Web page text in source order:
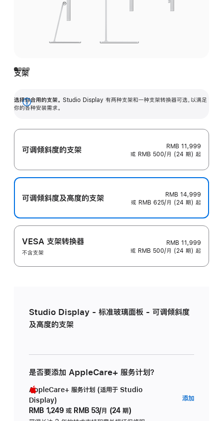
支架
选择你合用的支架。 Studio Display 有两种支架和一种支架转换器可选，以满足
你的各种安装需求。
展
可调倾斜度的支架
RMB 11,999
或 RMB 500/月 (24 期) 起
可调倾斜度及高‍度的支‍架
RMB 14,999
或 RMB 625/月 (24 期) 起
VESA 支架转换器
不含支架
RMB 11,999
或 RMB 500/月 (24 期) 起
Studio Display - 标准玻璃面板 - 可调倾斜度
及高度的支架
是否要添加 AppleCare+ 服务计划？
AppleCare+ 服务计划 (适用于 Studio
Display)
RMB 1,249 或 RMB 53/月 (24 期)
添加